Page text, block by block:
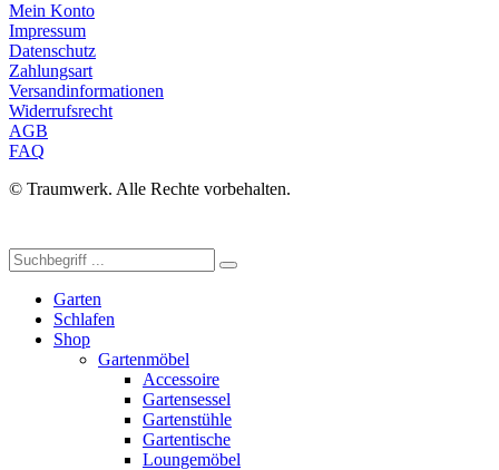
Mein Konto
Impressum
Datenschutz
Zahlungsart
Versandinformationen
Widerrufsrecht
AGB
FAQ
© Traumwerk. Alle Rechte vorbehalten.
Garten
Schlafen
Shop
Gartenmöbel
Accessoire
Gartensessel
Gartenstühle
Gartentische
Loungemöbel